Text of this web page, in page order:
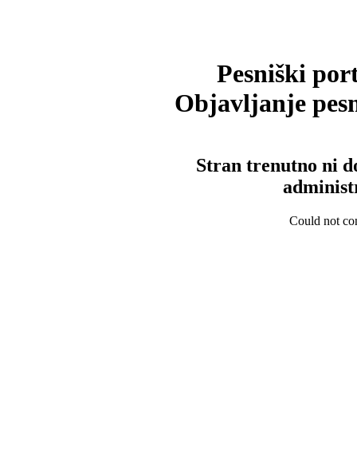
Pesniški
Objavljanje
Stran trenutno ni
Could not